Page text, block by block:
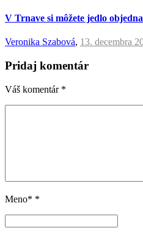
V Trnave si môžete jedlo
Veronika Szabová, 13. decembra
Pridaj komentár
Váš komentár *
Meno* *